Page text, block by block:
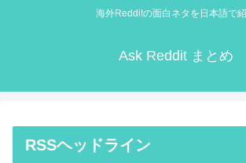
海外Redditの面白ネタを日本語で
Ask Reddit まとめ
RSSヘッドライン